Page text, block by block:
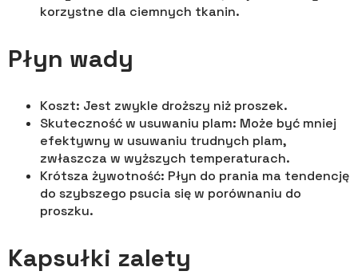
korzystne dla ciemnych tkanin.
Płyn wady
Koszt: Jest zwykle droższy niż proszek.
Skuteczność w usuwaniu plam: Może być mniej
efektywny w usuwaniu trudnych plam,
zwłaszcza w wyższych temperaturach.
Krótsza żywotność: Płyn do prania ma tendencję
do szybszego psucia się w porównaniu do
proszku.
Kapsułki zalety